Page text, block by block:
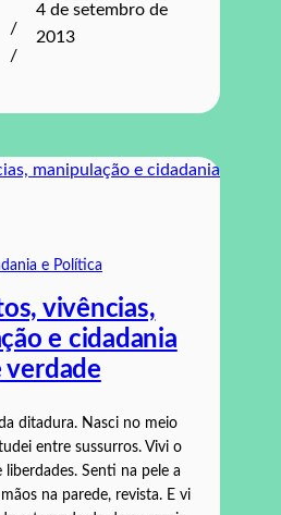
/
/
4 de setembro de
2013
e Política
vivências,
e cidadania
verdade
ditadura. Nasci no meio
entre sussurros. Vivi o
liberdades. Senti na pele a
na parede, revista. E vi